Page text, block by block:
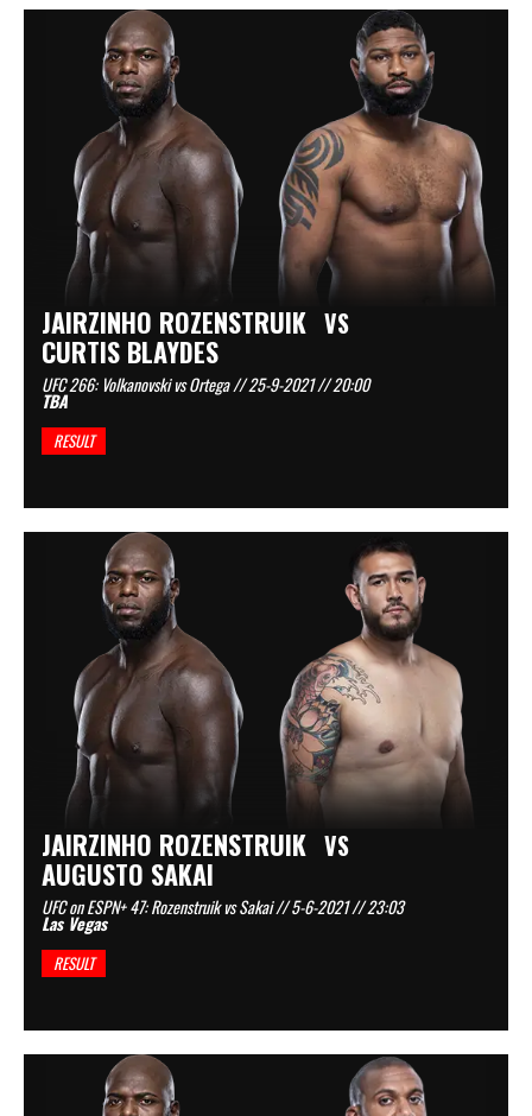
JAIRZINHO ROZENSTRUIK VS
CURTIS BLAYDES
UFC 266: Volkanovski vs Ortega // 25-9-2021 // 20:00
TBA
RESULT
JAIRZINHO ROZENSTRUIK VS
AUGUSTO SAKAI
UFC on ESPN+ 47: Rozenstruik vs Sakai // 5-6-2021 // 23:03
Las Vegas
RESULT